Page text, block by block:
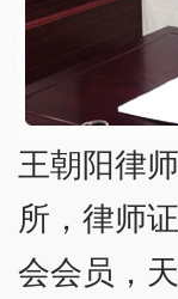
王朝阳律
所，律师
会会员，